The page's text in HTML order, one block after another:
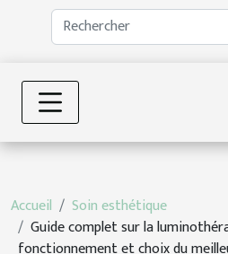
Accueil
Soin esthétique
Guide complet sur la
fonctionnement et choix du